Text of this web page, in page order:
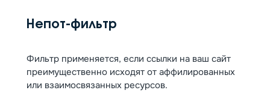
Непот-фильтр
Фильтр применяется, если ссылки на ваш сайт
преимущественно исходят от аффилированных
или взаимосвязанных ресурсов.